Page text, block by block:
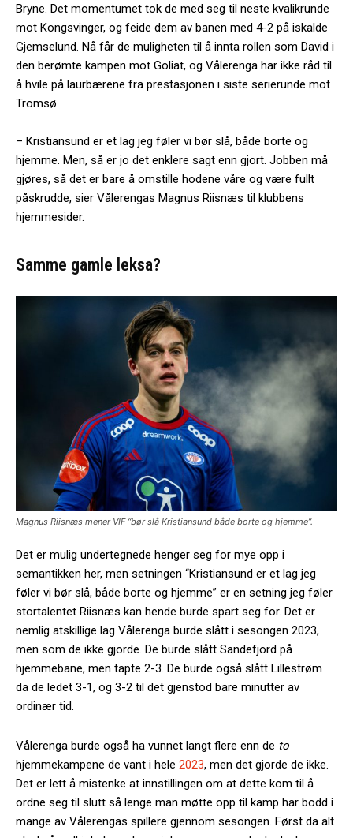
Bryne. Det momentumet tok de med seg til neste kvalikrunde
mot Kongsvinger, og feide dem av banen med 4-2 på iskalde
Gjemselund. Nå får de muligheten til å innta rollen som David i
den berømte kampen mot Goliat, og Vålerenga har ikke råd til
å hvile på laurbærene fra prestasjonen i siste serierunde mot
Tromsø.
– Kristiansund er et lag jeg føler vi bør slå, både borte og
hjemme. Men, så er jo det enklere sagt enn gjort. Jobben må
gjøres, så det er bare å omstille hodene våre og være fullt
påskrudde, sier Vålerengas Magnus Riisnæs til klubbens
hjemmesider.
Samme gamle leksa?
Magnus Riisnæs mener VIF “bør slå Kristiansund både borte og hjemme”.
Det er mulig undertegnede henger seg for mye opp i
semantikken her, men setningen “Kristiansund er et lag jeg
føler vi bør slå, både borte og hjemme” er en setning jeg føler
stortalentet Riisnæs kan hende burde spart seg for. Det er
nemlig atskillige lag Vålerenga burde slått i sesongen 2023,
men som de ikke gjorde. De burde slått Sandefjord på
hjemmebane, men tapte 2-3. De burde også slått Lillestrøm
da de ledet 3-1, og 3-2 til det gjenstod bare minutter av
ordinær tid.
Vålerenga burde også ha vunnet langt flere enn de to
hjemmekampene de vant i hele 2023, men det gjorde de ikke.
Det er lett å mistenke at innstillingen om at dette kom til å
ordne seg til slutt så lenge man møtte opp til kamp har bodd i
mange av Vålerengas spillere gjennom sesongen. Først da alt